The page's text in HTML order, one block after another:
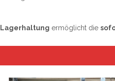
ermöglicht die